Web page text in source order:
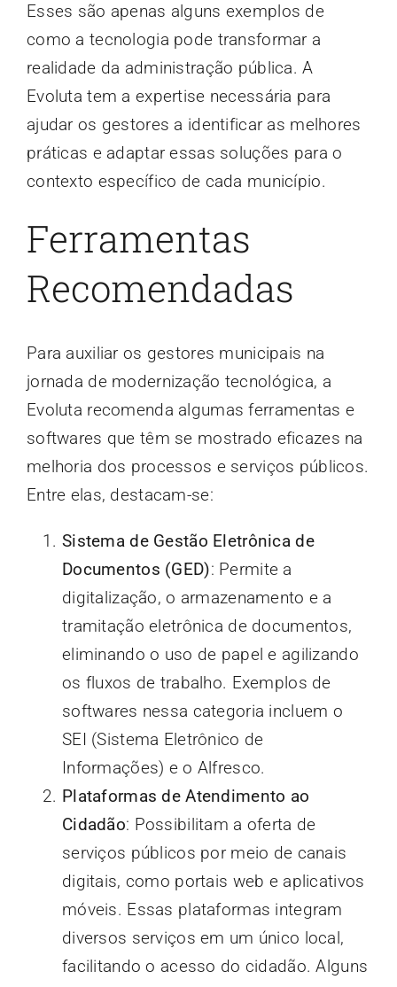
Esses são apenas alguns exemplos de
como a tecnologia pode transformar a
realidade da administração pública. A
Evoluta tem a expertise necessária para
ajudar os gestores a identificar as melhores
práticas e adaptar essas soluções para o
contexto específico de cada município.
Ferramentas
Recomendadas
Para auxiliar os gestores municipais na
jornada de modernização tecnológica, a
Evoluta recomenda algumas ferramentas e
softwares que têm se mostrado eficazes na
melhoria dos processos e serviços públicos.
Entre elas, destacam-se:
Sistema de Gestão Eletrônica de
Documentos (GED): Permite a
digitalização, o armazenamento e a
tramitação eletrônica de documentos,
eliminando o uso de papel e agilizando
os fluxos de trabalho. Exemplos de
softwares nessa categoria incluem o
SEI (Sistema Eletrônico de
Informações) e o Alfresco.
Plataformas de Atendimento ao
Cidadão: Possibilitam a oferta de
serviços públicos por meio de canais
digitais, como portais web e aplicativos
móveis. Essas plataformas integram
diversos serviços em um único local,
facilitando o acesso do cidadão. Alguns